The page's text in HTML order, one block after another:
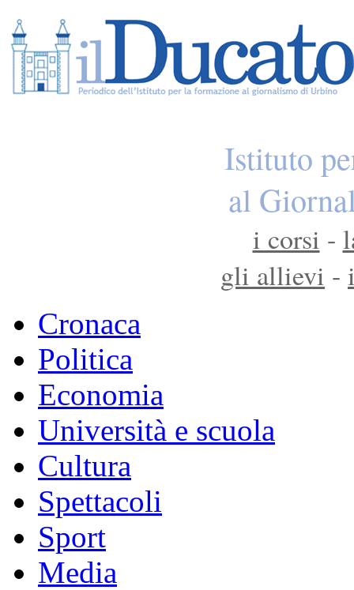
Istituto
al
i corsi -
gli allievi -
Cronaca
Politica
Economia
Università e scuola
Cultura
Spettacoli
Sport
Media